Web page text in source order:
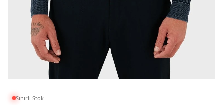
Sınırlı Stok